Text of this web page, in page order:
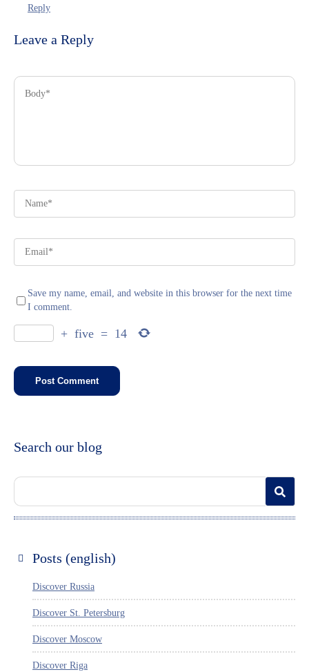
Reply
Leave a Reply
Save my name, email, and website in this browser for the next time
I comment.
+ five = 14
Search our blog
Posts (english)
Discover Russia
Discover St. Petersburg
Discover Moscow
Discover Riga